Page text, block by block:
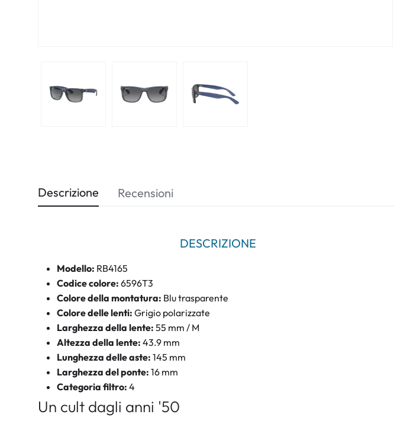
Descrizione
DESCRIZIONE
Modello: RB4165
Codice colore: 6596T3
Colore della montatura: Blu trasparente
Colore delle lenti: Grigio polarizzate
Larghezza della lente: 55 mm / M
Altezza della lente: 43.9 mm
Lunghezza delle aste: 145 mm
Larghezza del ponte: 16 mm
Categoria filtro: 4
Un cult dagli anni '50
Recensioni